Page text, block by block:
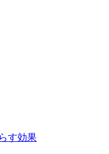
す効果